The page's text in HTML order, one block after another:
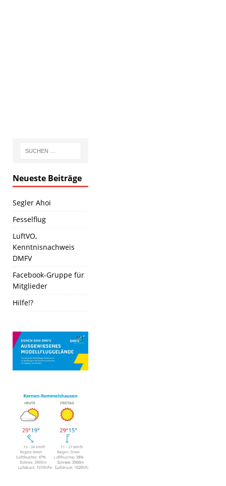
Neueste Beiträge
Segler Ahoi
Fesselflug
LuftVO,
Kenntnisnachweis
DMFV
Facebook-Gruppe für
Mitglieder
Hilfe!?